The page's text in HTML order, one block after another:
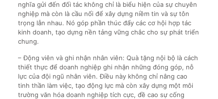
nghĩa gửi đến đối tác không chỉ là biểu hiện của sự chuyên
nghiệp mà còn là cầu nối để xây dựng niềm tin và sự tôn
trọng lẫn nhau. Nó góp phần thúc đẩy các cơ hội hợp tác
kinh doanh, tạo dựng nền tảng vững chắc cho sự phát triển
chung.
– Động viên và ghi nhận nhân viên: Quà tặng nội bộ là cách
thiết thực để doanh nghiệp ghi nhận những đóng góp, nỗ
lực của đội ngũ nhân viên. Điều này không chỉ nâng cao
tinh thần làm việc, tạo động lực mà còn xây dựng một môi
trường văn hóa doanh nghiệp tích cực, đề cao sự cống